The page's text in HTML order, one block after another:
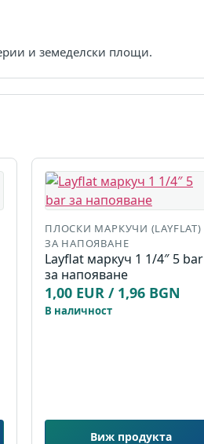
и земеделски площи.
ПЛОСКИ МАРКУЧИ (LAYFLAT)
ЗА НАПОЯВАНЕ
Layflat маркуч 1 1/4″ 5 bar
за напояване
1,00 EUR / 1,96 BGN
В наличност
Виж продукта